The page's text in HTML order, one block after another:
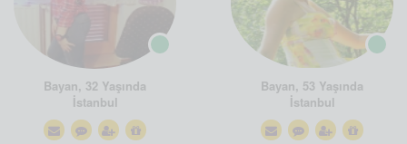
Bayan, 32 Yaşında
İstanbul
Bayan, 53 Yaşında
İstanbul